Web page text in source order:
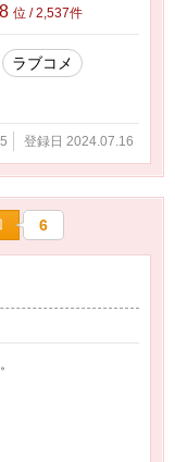
8 位 / 2,537件
ラブコメ
登録日 2024.07.16
6